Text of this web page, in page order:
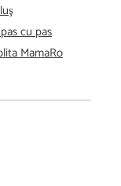
cu pas
MamaRo